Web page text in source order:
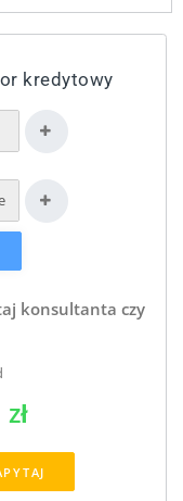
kredytowy
konsultanta czy